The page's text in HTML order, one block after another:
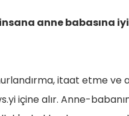
anne babasına
itaat etme ve
içine alır. Anne-